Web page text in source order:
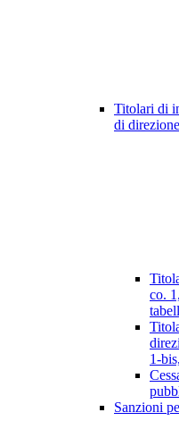
Titolari di
di
co.
1-
Sanzioni